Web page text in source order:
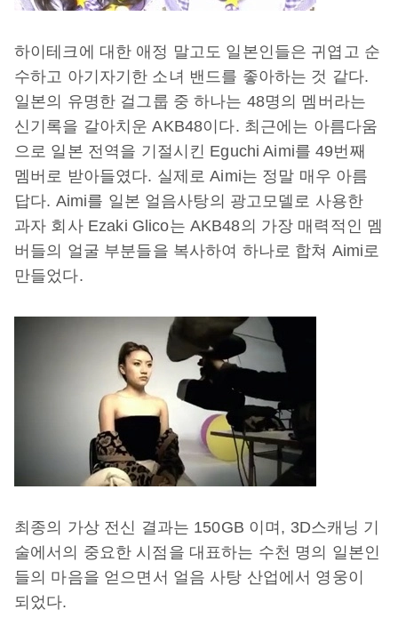
하이테크에 대한 애정 말고도 일본인들은 귀엽고 순
수하고 아기자기한 소녀 밴드를 좋아하는 것 같다.
일본의 유명한 걸그룹 중 하나는 48명의 멤버라는
신기록을 갈아치운 AKB48이다. 최근에는 아름다움
으로 일본 전역을 기절시킨 Eguchi Aimi를 49번째
멤버로 받아들였다. 실제로 Aimi는 정말 매우 아름
답다. Aimi를 일본 얼음사탕의 광고모델로 사용한
과자 회사 Ezaki Glico는 AKB48의 가장 매력적인 멤
버들의 얼굴 부분들을 복사하여 하나로 합쳐 Aimi로
만들었다.
최종의 가상 전신 결과는 150GB 이며, 3D스캐닝 기
술에서의 중요한 시점을 대표하는 수천 명의 일본인
들의 마음을 얻으면서 얼음 사탕 산업에서 영웅이
되었다.